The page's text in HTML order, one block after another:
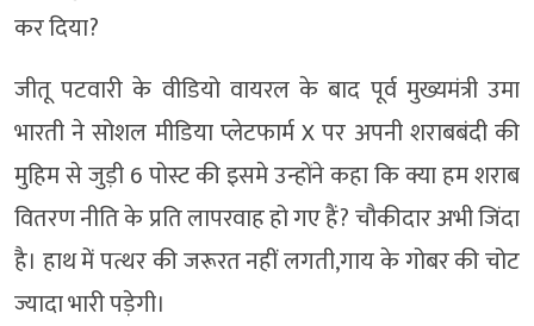
कर दिया?
जीतू पटवारी के वीडियो वायरल के बाद पूर्व मुख्यमंत्री उमा
भारती ने सोशल मीडिया प्लेटफार्म X पर अपनी शराबबंदी की
मुहिम से जुड़ी 6 पोस्ट की इसमे उन्होंने कहा कि क्या हम शराब
वितरण नीति के प्रति लापरवाह हो गए हैं? चौकीदार अभी जिंदा
है। हाथ में पत्थर की जरूरत नहीं लगती,गाय के गोबर की चोट
ज्यादा भारी पड़ेगी।